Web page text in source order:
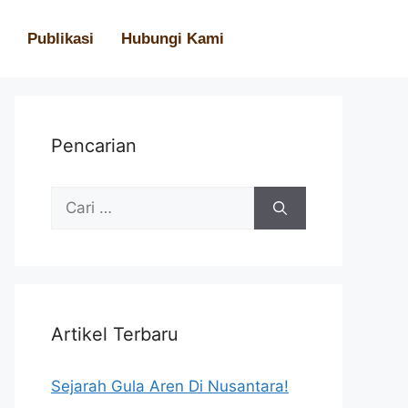
Publikasi Hubungi Kami
Pencarian
Artikel Terbaru
Sejarah Gula Aren Di Nusantara!